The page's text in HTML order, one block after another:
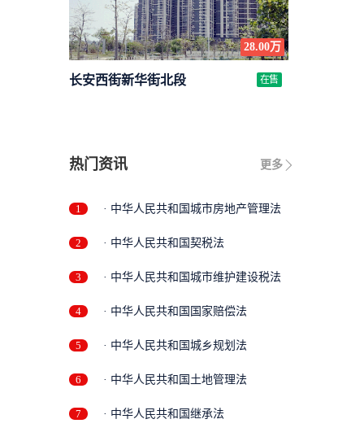
28.00万
长安西街新华街北段 在售
更多
热门资讯
1 · 中华人民共和国城市房地产管理法
2 · 中华人民共和国契税法
3 · 中华人民共和国城市维护建设税法
4 · 中华人民共和国国家赔偿法
5 · 中华人民共和国城乡规划法
6 · 中华人民共和国土地管理法
7 · 中华人民共和国继承法